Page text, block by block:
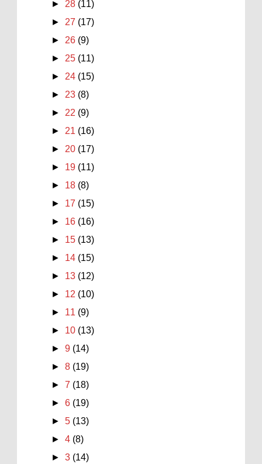
► 28 (11)
► 27 (17)
► 26 (9)
► 25 (11)
► 24 (15)
► 23 (8)
► 22 (9)
► 21 (16)
► 20 (17)
► 19 (11)
► 18 (8)
► 17 (15)
► 16 (16)
► 15 (13)
► 14 (15)
► 13 (12)
► 12 (10)
► 11 (9)
► 10 (13)
►9 (14)
►8 (19)
►7 (18)
►6 (19)
►5 (13)
►4 (8)
►3 (14)